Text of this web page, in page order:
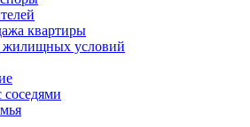
квартиры
жилищных условий